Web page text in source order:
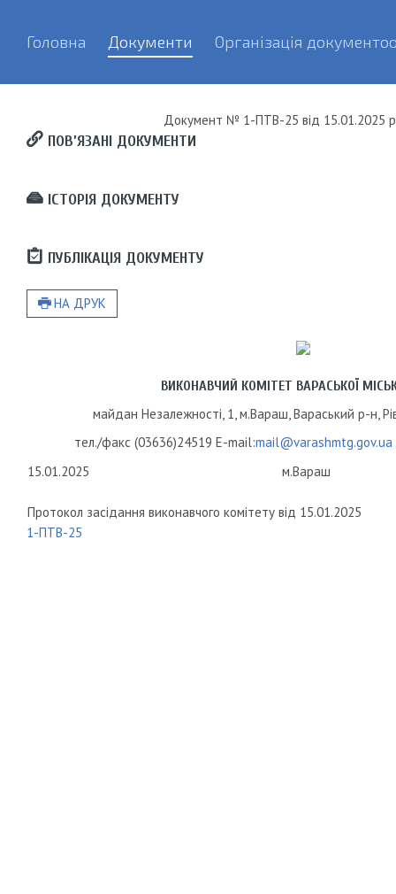
Головна Документи Організація
Документ № 1-ПТВ-25 від 15.01.2025
ПОВ’ЯЗАНІ ДОКУМЕНТИ
ІСТОРІЯ ДОКУМЕНТУ
ПУБЛІКАЦІЯ ДОКУМЕНТУ
НА ДРУК
ВИКОНАВЧИЙ КОМІТЕТ ВАРАСЬКОЇ
майдан Незалежності, 1, м.Вараш, Вараський р-н,
тел./факс (03636)24519 E-mail:mail@varashmtg.gov.ua
15.01.2025
м.Вараш
Протокол засідання виконавчого комітету від 15.01.2025
1-ПТВ-25